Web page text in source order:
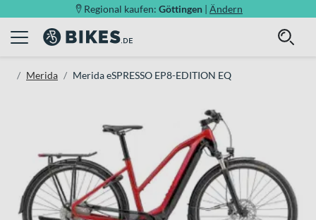
Regional kaufen: Göttingen | Ändern
Merida Merida eSPRESSO EP8-EDITION EQ